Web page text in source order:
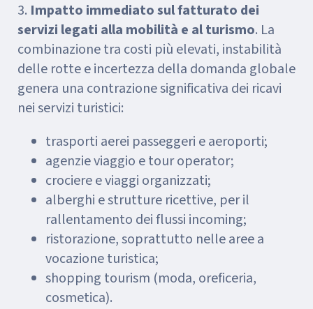
3. Impatto immediato sul fatturato dei
servizi legati alla mobilità e al turismo. La
combinazione tra costi più elevati, instabilità
delle rotte e incertezza della domanda globale
genera una contrazione significativa dei ricavi
nei servizi turistici:
trasporti aerei passeggeri e aeroporti;
agenzie viaggio e tour operator;
crociere e viaggi organizzati;
alberghi e strutture ricettive, per il
rallentamento dei flussi incoming;
ristorazione, soprattutto nelle aree a
vocazione turistica;
shopping tourism (moda, oreficeria,
cosmetica).